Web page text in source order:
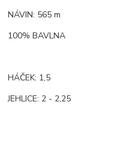
NÁVIN: 565 m
100% BAVLNA
HÁČEK: 1,5
JEHLICE: 2 - 2,25